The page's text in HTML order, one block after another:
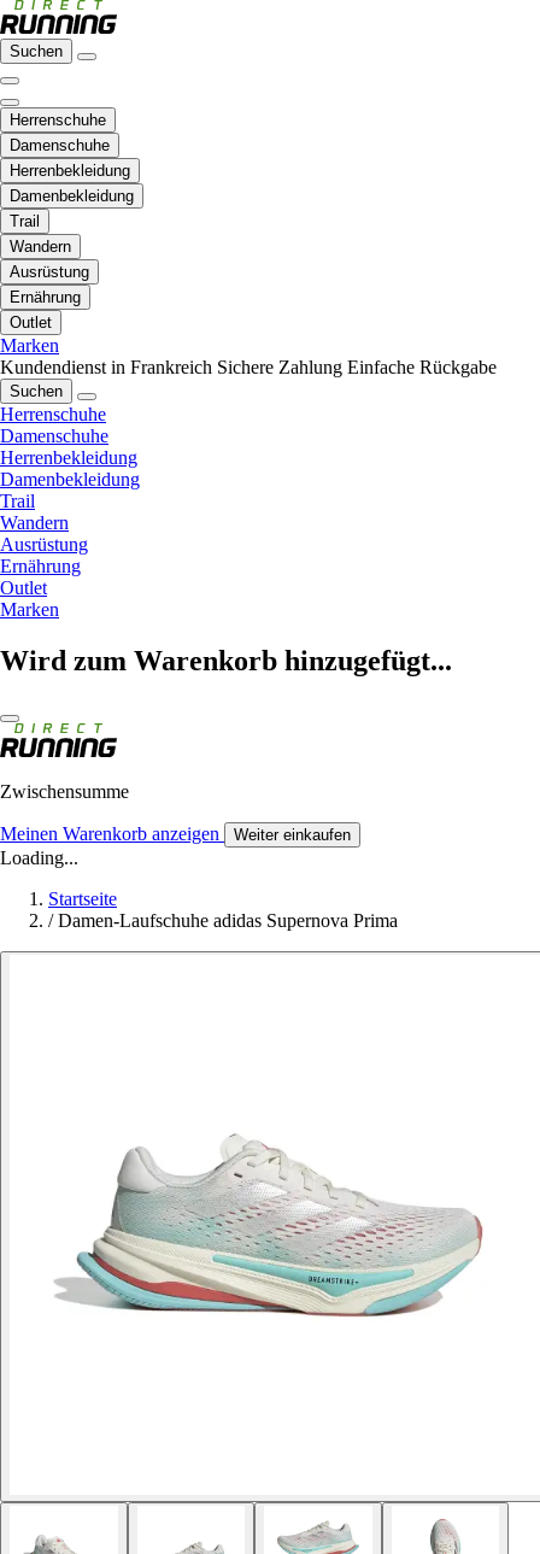
Suchen
Herrenschuhe
Damenschuhe
Herrenbekleidung
Damenbekleidung
Trail
Wandern
Ausrüstung
Ernährung
Outlet
Marken
Kundendienst in Frankreich Sichere Zahlung Einfache Rückgabe
Suchen
Herrenschuhe
Damenschuhe
Herrenbekleidung
Damenbekleidung
Trail
Wandern
Ausrüstung
Ernährung
Outlet
Marken
Wird zum Warenkorb hinzugefügt...
Zwischensumme
Meinen Warenkorb anzeigen Weiter einkaufen
Loading...
Startseite
/ Damen-Laufschuhe adidas Supernova Prima